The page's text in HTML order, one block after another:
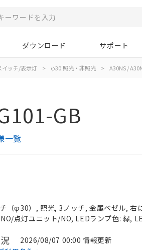
ダウンロード サポート
イッチ/表示灯 > φ30:照光・非照光 > A30NS /
GB
一覧
（φ30）, 照光, 3ノッチ, 金属ベゼル, 右
点灯ユニット/NO, LEDランプ色: 緑,
2026/08/07 00:00 情報更新